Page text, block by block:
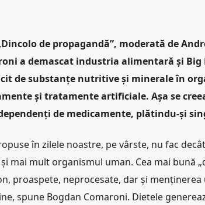
de propagandă”, moderată de
a demascat industria alimentară și
de substanțe nutritive și minerale în
și tratamente artificiale. Așa se
de medicamente, plătindu-și
în zilele noastre, pe vârste, nu fac
mai mult organismul uman. Cea mai bună
proaspete, neprocesate, dar și
spune Bogdan Comaroni. Dietele